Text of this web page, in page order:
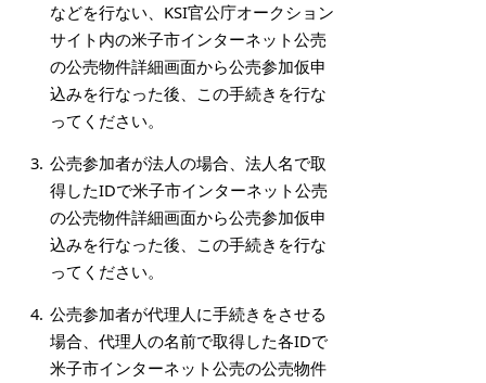
などを行ない、KSI官公庁オークション
サイト内の米子市インターネット公売
の公売物件詳細画面から公売参加仮申
込みを行なった後、この手続きを行な
ってください。
公売参加者が法人の場合、法人名で取
得したIDで米子市インターネット公売
の公売物件詳細画面から公売参加仮申
込みを行なった後、この手続きを行な
ってください。
公売参加者が代理人に手続きをさせる
場合、代理人の名前で取得した各IDで
米子市インターネット公売の公売物件